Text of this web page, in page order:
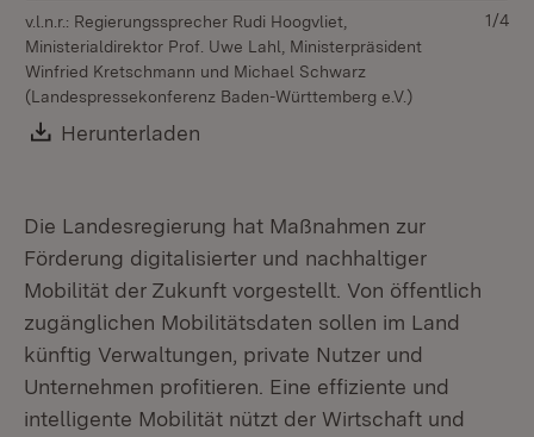
v.l.n.r.: Regierungssprecher Rudi Hoogvliet,
Ministerialdirektor Prof. Uwe Lahl, Ministerpräsident
Winfried Kretschmann und Michael Schwarz
(Landespressekonferenz Baden-Württemberg e.V.)
Download:
Herunterladen
1/4
Die Landesregierung hat Maßnahmen zur
Förderung digitalisierter und nachhaltiger
Mobilität der Zukunft vorgestellt. Von öffentlich
zugänglichen Mobilitätsdaten sollen im Land
künftig Verwaltungen, private Nutzer und
Unternehmen profitieren. Eine effiziente und
intelligente Mobilität nützt der Wirtschaft und